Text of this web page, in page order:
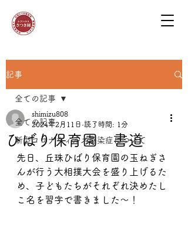
記事
全ての記事
新型コロナウィルス感染症について
全ての記事
ひばり保育園 書道
shimizu808
2024年2月11日 読了時間: 1分
先日、丘珠ひばり保育園の玉ねぎさ
んが行う大相撲大会を盛り上げるた
め、子どもたちがそれぞれ決めたし
こ名を習字で書きました～！